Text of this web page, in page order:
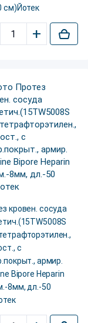
см)Йотек
+
кровен. сосуда
с
армир.
Bipore Heparin
8мм, дл.-50